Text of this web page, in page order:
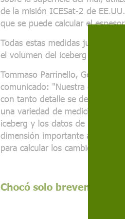
de la misión ICESat-2 de
que se puede calcular el
Todas estas medidas juntas
el volumen del iceberg y, por
Tommaso Parrinello, Gerente
comunicado: "Nuestra
con tanto detalle se debe a los
una variedad de mediciones.
iceberg y los datos de las
dimensión importante al medir
para calcular los cambios de
Chocó solo brevemente